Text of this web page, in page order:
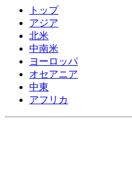
トップ
アジア
北米
中南米
ヨーロッパ
オセアニア
中東
アフリカ